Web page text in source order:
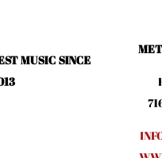
MUSIC SINCE